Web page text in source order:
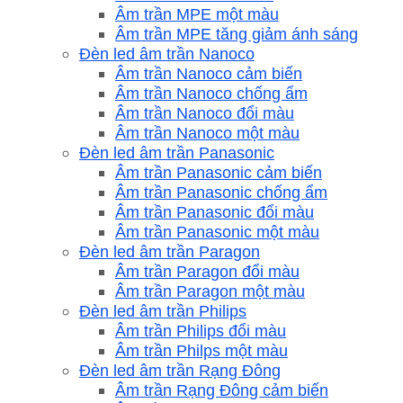
Âm trần MPE một màu
Âm trần MPE tăng giảm ánh sáng
Đèn led âm trần Nanoco
Âm trần Nanoco cảm biến
Âm trần Nanoco chống ẩm
Âm trần Nanoco đổi màu
Âm trần Nanoco một màu
Đèn led âm trần Panasonic
Âm trần Panasonic cảm biến
Âm trần Panasonic chống ẩm
Âm trần Panasonic đổi màu
Âm trần Panasonic một màu
Đèn led âm trần Paragon
Âm trần Paragon đổi màu
Âm trần Paragon một màu
Đèn led âm trần Philips
Âm trần Philips đổi màu
Âm trần Philps một màu
Đèn led âm trần Rạng Đông
Âm trần Rạng Đông cảm biến